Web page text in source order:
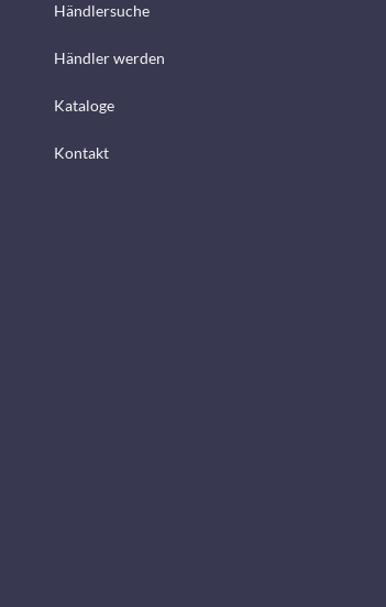
Händlersuche
Händler werden
Kataloge
Kontakt